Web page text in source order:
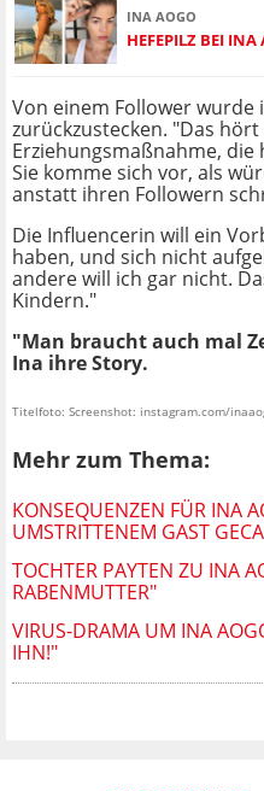
INA AOGO
HEFEPILZ BEI
Von einem Follower
zurückzustecken. "Das
Erziehungsmaßnahme,
Sie komme sich vor, als
anstatt ihren Followern
Die Influencerin will ein
haben, und sich nicht
andere will ich gar nicht.
Kindern."
"Man braucht auch mal
Ina ihre Story.
Titelfoto: Screenshot: instagram.com/
Mehr zum Thema:
KONSEQUENZEN FÜR INA
UMSTRITTENEM GAST
TOCHTER PAYTEN ZU INA
RABENMUTTER"
VIRUS-DRAMA UM INA
IHN!"